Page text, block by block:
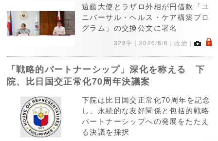
遠藤大使とラザロ外相が円借款「ユ
ニバーサル・ヘルス・ケア構築プロ
グラム」の交換公文に署名
328字｜ 2026/8/6 ｜政治｜ .
「戦略的パートナーシップ」深化を称える 下
院、比日国交正常化70周年決議案
下院は比日国交正常化70周年を記念
し、永続的な友好関係と包括的戦略
パートナーシップへの発展をたたえ
る決議を採択